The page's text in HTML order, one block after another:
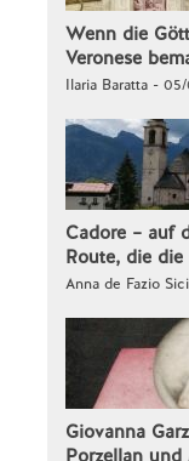
Wenn die
Veronese
Ilaria Baratta -
Cadore – auf
Route, die
Anna de Fazio
Giovanna